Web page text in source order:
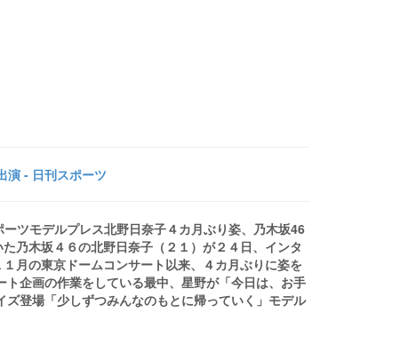
演 - 日刊スポーツ
ツモデルプレス北野日奈子４カ月ぶり姿、乃木坂46
乃木坂４６の北野日奈子（２１）が２４日、インタ
月の東京ドームコンサート以来、４カ月ぶりに姿を
企画の作業をしている最中、星野が「今日は、お手
登場「少しずつみんなのもとに帰っていく」モデル